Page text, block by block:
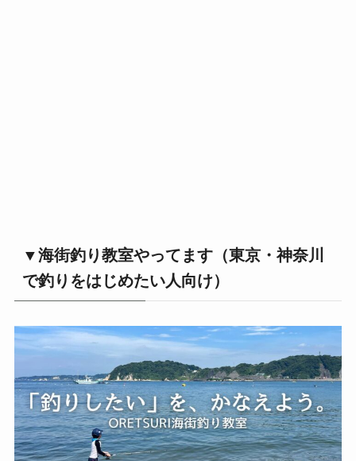
▼海街釣り教室やってます（東京・神奈川
で釣りをはじめたい人向け）